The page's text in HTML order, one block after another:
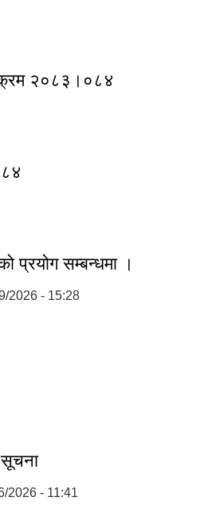
२०८३।०८४
प्रयोग सम्बन्धमा ।
2026 - 15:28
सूचना
2026 - 11:41